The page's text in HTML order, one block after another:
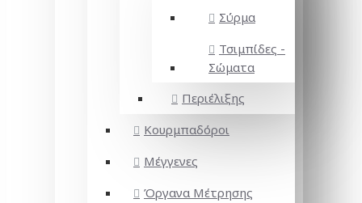
Σύρμα
Τσιμπίδες -
Σώματα
Περιέλιξης
Κουρμπαδόροι
Μέγγενες
Όργανα Μέτρησης